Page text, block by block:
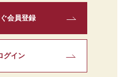
会員登録
グイン